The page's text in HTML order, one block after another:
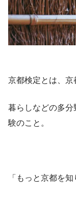
京都検定とは、京
暮らしなどの多
験のこと。
「もっと京都を知